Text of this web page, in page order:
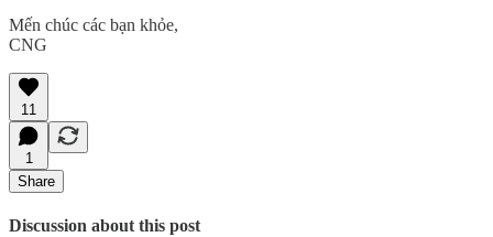
Mến chúc các bạn khỏe,
CNG
11
1
Share
Discussion about this post